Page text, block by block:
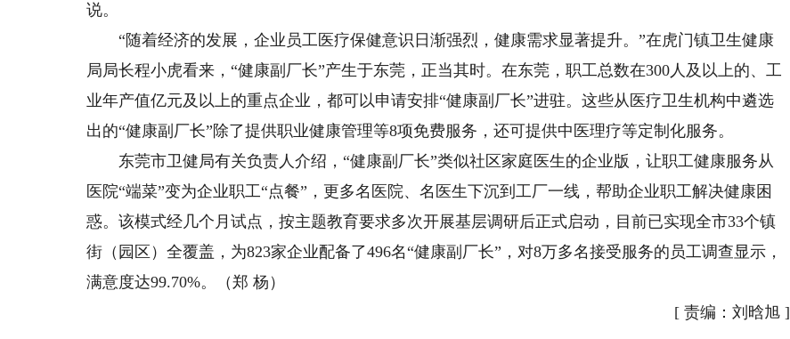
说。
“随着经济的发展，企业员工医疗保健意识日渐强烈，健康需求显著提升。”在虎门镇卫生健康
局局长程小虎看来，“健康副厂长”产生于东莞，正当其时。在东莞，职工总数在300人及以上的、工
业年产值亿元及以上的重点企业，都可以申请安排“健康副厂长”进驻。这些从医疗卫生机构中遴选
出的“健康副厂长”除了提供职业健康管理等8项免费服务，还可提供中医理疗等定制化服务。
东莞市卫健局有关负责人介绍，“健康副厂长”类似社区家庭医生的企业版，让职工健康服务从
医院“端菜”变为企业职工“点餐”，更多名医院、名医生下沉到工厂一线，帮助企业职工解决健康困
惑。该模式经几个月试点，按主题教育要求多次开展基层调研后正式启动，目前已实现全市33个镇
街（园区）全覆盖，为823家企业配备了496名“健康副厂长”，对8万多名接受服务的员工调查显示，
满意度达99.70%。（郑 杨）
[ 责编：刘晗旭]